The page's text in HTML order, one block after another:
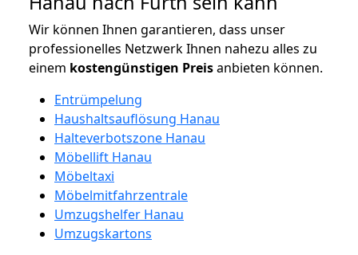
Wir können Ihnen garantieren, dass unser
professionelles Netzwerk Ihnen nahezu alles zu
einem kostengünstigen Preisanbieten können.
Entrümpelung
Haushaltsauflösung Hanau
Halteverbotszone Hanau
Möbellift Hanau
Möbeltaxi
Möbelmitfahrzentrale
Umzugshelfer Hanau
Umzugskartons